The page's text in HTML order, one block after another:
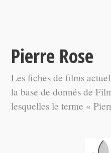
Pierre Rose
Les fiches de films
la base de donnés de
lesquelles le terme «